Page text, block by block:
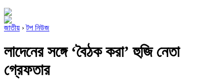
জাতীয় ›টপ নিউজ
লাদেনের সঙ্গে ‘বৈঠক করা’ হুজি নেতা
গ্রেফতার